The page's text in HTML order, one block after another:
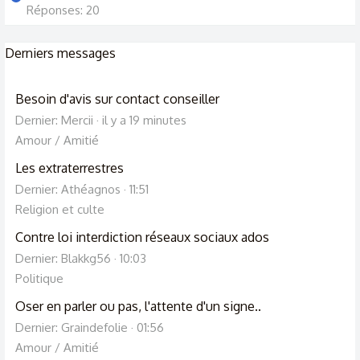
meilleure alternative à l’utilisation des torrents à
empêche votre FAI de voir que vous utilisez BitTorrent en
créant un tunnel chiffré par lequel vous utilisez BitTorrent.
Cependant, vous téléchargerez et téléchargerez toujours
🎁 Lien pour bénéficier des 10 jours offert à l’inscription :
https://www.useed.fr/ref-WehR3i
Réponses: 20
Derniers messages
Besoin d'avis sur contact conseiller
Dernier: Mercii
il y a 19 minutes
Amour / Amitié
Les extraterrestres
Dernier: Athéagnos
11:51
Religion et culte
Contre loi interdiction réseaux sociaux ados
Dernier: Blakkg56
10:03
Politique
Oser en parler ou pas, l'attente d'un signe..
Dernier: Graindefolie
01:56
Amour / Amitié